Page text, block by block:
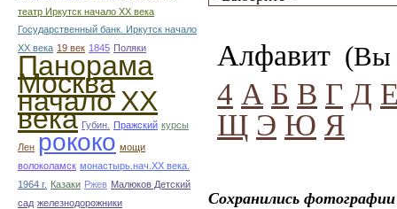
театр Иркутск начало ХХ века
Государственный банк. Иркутск начало
ХХ века 19 век 1845 Поляки
Панорама
Москва
начало ХХ
века Губин. Пражский курсы
Лен рококо мощи
волоколамск монастырь.нач.ХХ века.
1964 г. Казаки Ржев Малюков Детский
сад железнодорожники
Алфавит (Вы
4 А Б В Г Д
Щ Э Ю Я
Сохранились